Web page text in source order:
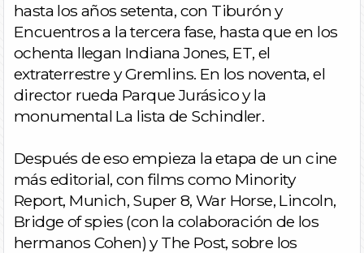
hasta los años setenta, con Tiburón y
Encuentros a la tercera fase, hasta que en los
ochenta llegan Indiana Jones, ET, el
extraterrestre y Gremlins. En los noventa, el
director rueda Parque Jurásico y la
monumental La lista de Schindler.
Después de eso empieza la etapa de un cine
más editorial, con films como Minority
Report, Munich, Super 8, War Horse, Lincoln,
Bridge of spies (con la colaboración de los
hermanos Cohen) y The Post, sobre los